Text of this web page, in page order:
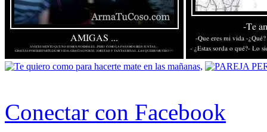
Conectar con Facebook